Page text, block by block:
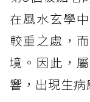
在風水玄學
較重之處，
境。因此，
響，出現生病